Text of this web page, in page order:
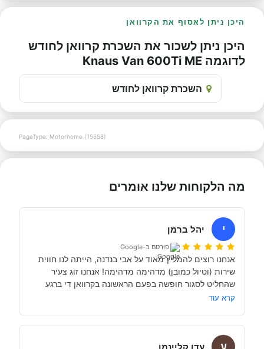
היכן ניתן לאסוף את הקרוואן
היכן ניתן לשכור את השכרת קרוואן לחודש
לדוגמה Knaus Van 600Ti ME
השכרת קרוואן לחודש
PageType: Motorhome (15658)
מה הלקוחות שלנו אומרים
י יהל ברמן
פורסם ב-Google
קרא עוד
ע